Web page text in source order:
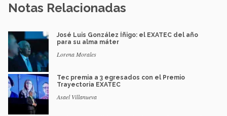
Notas Relacionadas
José Luis González Íñigo: el EXATEC del año
para su alma máter
Lorena Morales
Tec premia a 3 egresados con el Premio
Trayectoria EXATEC
Asael Villanueva